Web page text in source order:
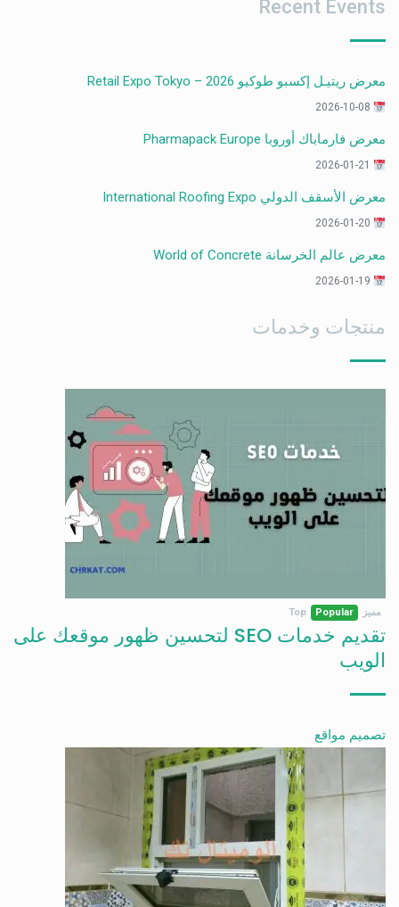
Recent Events
معرض ريتيـل إكسبو طوكيو 2026 – Retail Expo Tokyo
معرض فارماباك أوروبا Pharmapack Europe
معرض الأسقف الدولي International Roofing Expo
معرض عالم الخرسانة World of Concrete
منتجات وخدمات
مميز Popular
Top
تقديم خدمات SEO لتحسين ظهور موقعك على
الويب
تصميم مواقع